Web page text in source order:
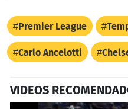
Premier League
Carlo Ancelotti
VIDEOS